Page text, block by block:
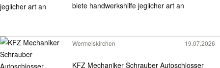
biete handwerkshilfe jeglicher art an
Wermelskirchen 19.07.2026
KFZ Mechaniker Schrauber Autoschlosser